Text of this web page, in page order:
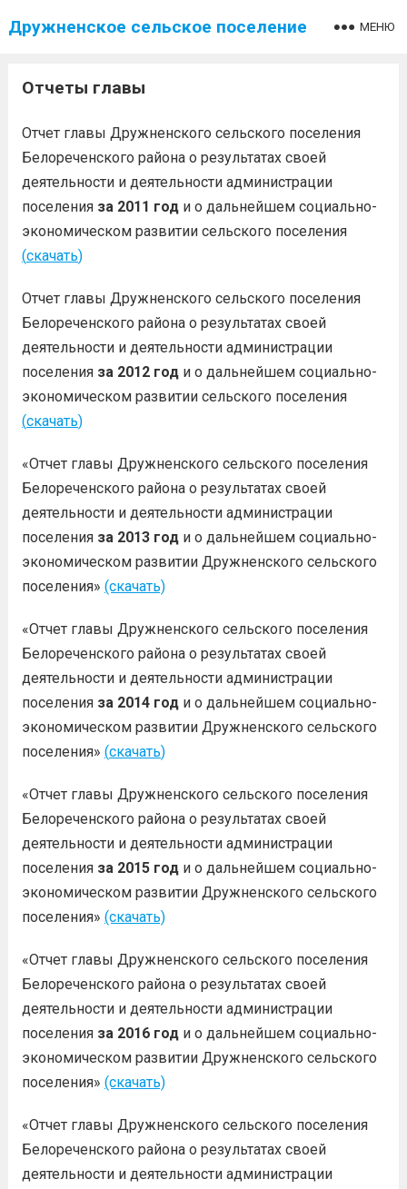
Дружненское сельское поселение МЕНЮ
Отчеты главы
Отчет главы Дружненского сельского поселения
Белореченского района о результатах своей
деятельности и деятельности администрации
поселения за 2011 годи о дальнейшем социально-
экономическом развитии сельского поселения
(скачать)
Отчет главы Дружненского сельского поселения
Белореченского района о результатах своей
деятельности и деятельности администрации
поселения за 2012 годи о дальнейшем социально-
экономическом развитии сельского поселения
(скачать)
«Отчет главы Дружненского сельского поселения
Белореченского района о результатах своей
деятельности и деятельности администрации
поселения за 2013 годи о дальнейшем социально-
экономическом развитии Дружненского сельского
поселения» (скачать)
«Отчет главы Дружненского сельского поселения
Белореченского района о результатах своей
деятельности и деятельности администрации
поселения за 2014 годи о дальнейшем социально-
экономическом развитии Дружненского сельского
поселения» (скачать)
«Отчет главы Дружненского сельского поселения
Белореченского района о результатах своей
деятельности и деятельности администрации
поселения за 2015 годи о дальнейшем социально-
экономическом развитии Дружненского сельского
поселения» (скачать)
«Отчет главы Дружненского сельского поселения
Белореченского района о результатах своей
деятельности и деятельности администрации
поселения за 2016 годи о дальнейшем социально-
экономическом развитии Дружненского сельского
поселения» (скачать)
«Отчет главы Дружненского сельского поселения
Белореченского района о результатах своей
деятельности и деятельности администрации